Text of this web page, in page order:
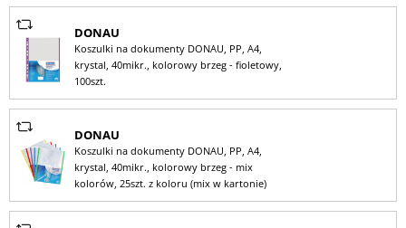
DONAU
Koszulki na dokumenty DONAU, PP, A4,
krystal, 40mikr., kolorowy brzeg - fioletowy,
100szt.
DONAU
Koszulki na dokumenty DONAU, PP, A4,
krystal, 40mikr., kolorowy brzeg - mix
kolorów, 25szt. z koloru (mix w kartonie)